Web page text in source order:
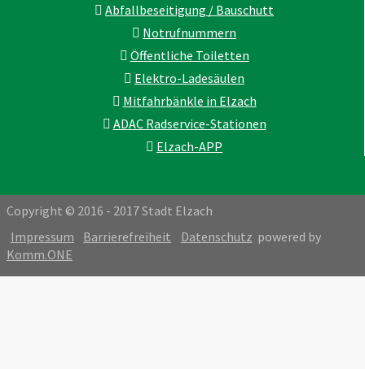
Abfallbeseitigung / Bauschutt
Notrufnummern
Öffentliche Toiletten
Elektro-Ladesäulen
Mitfahrbänkle in Elzach
ADAC Radservice-Stationen
Elzach-APP
Copyright © 2016 - 2017 Stadt Elzach
Impressum
Barrierefreiheit Datenschutz powered by
Komm.ONE